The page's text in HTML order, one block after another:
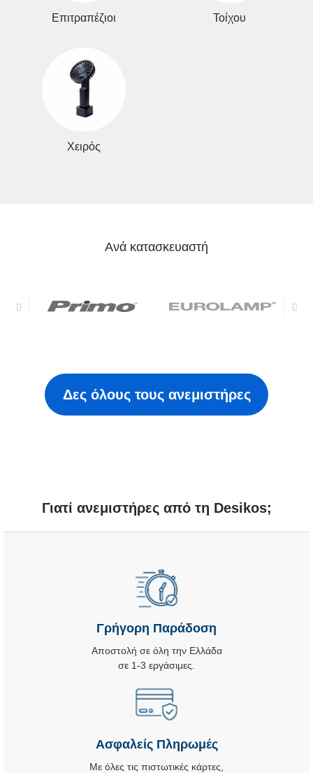
Επιτραπέζιοι Τοίχου
Χειρός
Ανά κατασκευαστή
Δες όλους τους ανεμιστήρες
Γιατί ανεμιστήρες από τη Desikos;
Γρήγορη Παράδοση
Αποστολή σε όλη την Ελλάδα
σε 1-3 εργάσιμες.
Ασφαλείς Πληρωμές
Με όλες τις πιστωτικές κάρτες,